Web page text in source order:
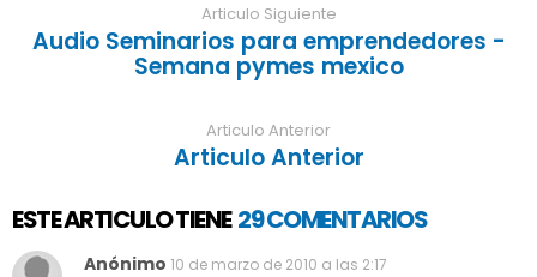
Articulo Siguiente
Audio Seminarios para emprendedores -
Semana pymes mexico
Articulo Anterior
Articulo Anterior
ESTE ARTICULO TIENE 29 COMENTARIOS
Anónimo 10 de marzo de 2010 a las 2:17